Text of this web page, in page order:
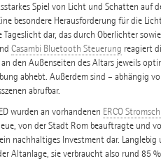
Spiel von Licht und Schatten auf
besondere Herausforderung für die
dar, das durch Oberlichter
Casambi Bluetooth Steuerung reagiert
den Außenseiten des Altars jeweils
abhebt. Außerdem sind – abhängig
abrufbar.
wurden an vorhandenen ERCO
von der Stadt Rom beauftragte und
nachhaltiges Investment dar.
Altanlage, sie verbraucht also rund 85